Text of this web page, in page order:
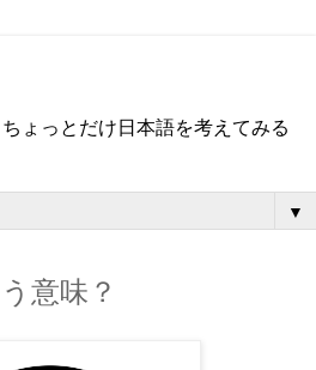
ょっとだけ日本語を考えてみる
▼
意味？